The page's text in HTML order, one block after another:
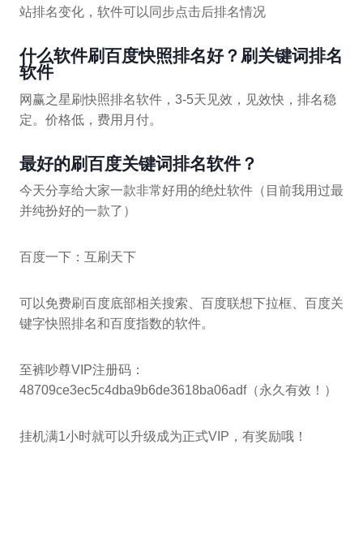
站排名变化，软件可以同步点击后排名情况
什么软件刷百度快照排名好？刷关键词排名
软件
网赢之星刷快照排名软件，3-5天见效，见效快，排名稳
定。价格低，费用月付。
最好的刷百度关键词排名软件？
今天分享给大家一款非常好用的绝灶软件（目前我用过最
并纯扮好的一款了）
百度一下：互刷天下
可以免费刷百度底部相关搜索、百度联想下拉框、百度关
键字快照排名和百度指数的软件。
至裤吵尊VIP注册码：
48709ce3ec5c4dba9b6de3618ba06adf（永久有效！）
挂机满1小时就可以升级成为正式VIP，有奖励哦！